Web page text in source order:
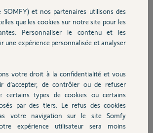
pas moyen de créer un
compte à mon nom
étant donné que
l’adresse mail de l’ancien
moyen de connaître les
coordonnés de l’ancien
utilisateur ...
pouvez vous supprimer le
précédent compte afin
que je puisse activer le
SOMFY) et nos partenaires utilisons des
que les cookies sur notre site pour les
Personnaliser le contenu et les
une expérience personnalisée et analyser
votre droit à la confidentialité et vous
d’accepter, de contrôler ou de refuser
certains types de cookies ou certains
par des tiers. Le refus des cookies
votre navigation sur le site Somfy
expérience utilisateur sera moins